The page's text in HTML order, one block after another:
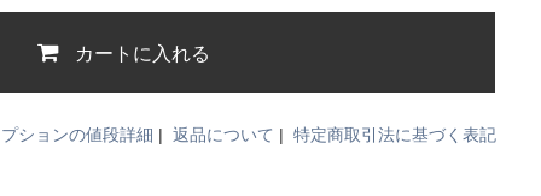
カートに入れる
ションの値段詳細 | 返品について | 特定商取引法に基づく表記